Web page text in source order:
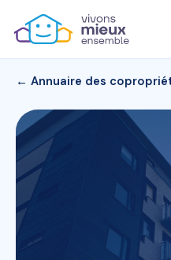
← Annuaire des